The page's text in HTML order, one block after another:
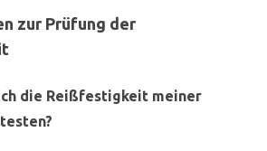
zur Prüfung der
die Reißfestigkeit meiner